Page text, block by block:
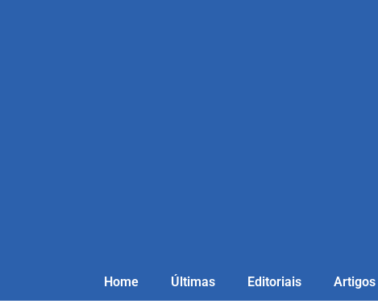
Home Últimas Editoriais Artigos